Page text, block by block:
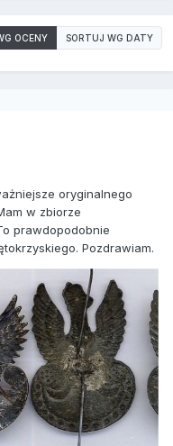
OCENY SORTUJ WG DATY
oryginalnego
w zbiorze
prawdopodobnie
Pozdrawiam.